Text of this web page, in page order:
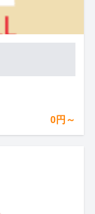
0円～